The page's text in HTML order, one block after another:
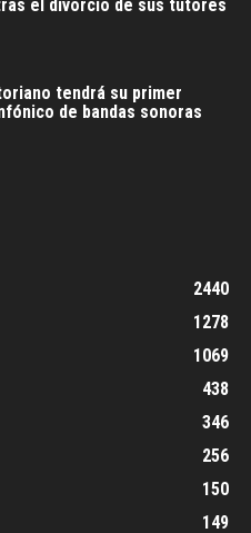
el divorcio de sus tutores
tendrá su primer
de bandas sonoras
2440
1278
1069
438
346
256
150
149